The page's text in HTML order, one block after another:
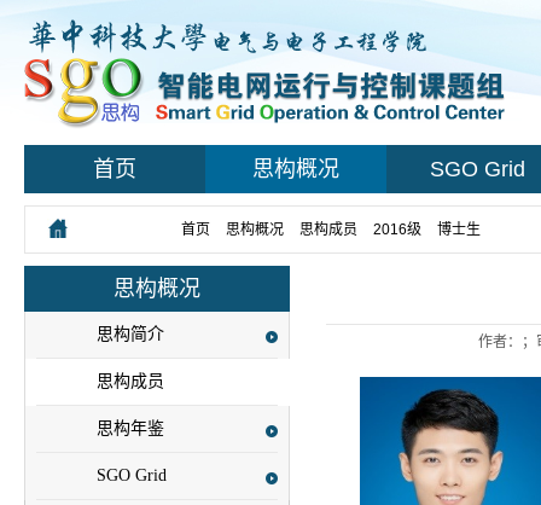
首页 思构概况 SGO Grid
首页 思构概况 思构成员 2016级 博士生
思构概况
思构简介
思构成员
思构年鉴
SGO Grid
作者：；